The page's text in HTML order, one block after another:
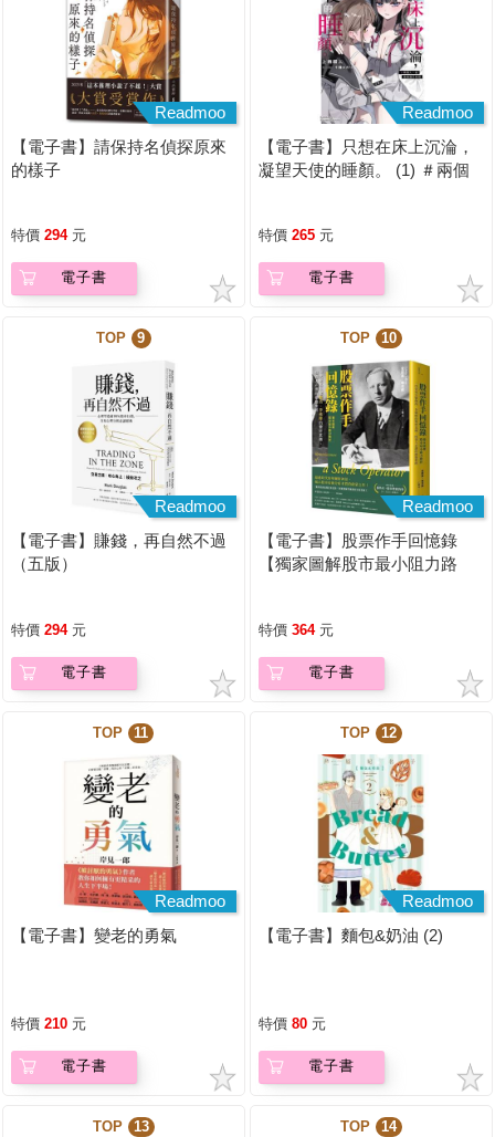
Readmoo
【電子書】請保持名偵探原來
的樣子
特價 294 元
電子書
Readmoo
【電子書】只想在床上沉淪，
凝望天使的睡顏。 (1) ＃兩個
特價 265 元
電子書
TOP 9
Readmoo
【電子書】賺錢，再自然不過
（五版）
特價 294 元
電子書
TOP 10
Readmoo
【電子書】股票作手回憶錄
【獨家圖解股市最小阻力路
特價 364 元
電子書
TOP 11
Readmoo
【電子書】變老的勇氣
特價 210 元
電子書
TOP 12
Readmoo
【電子書】麵包&奶油 (2)
特價 80 元
電子書
TOP 13 TOP 14